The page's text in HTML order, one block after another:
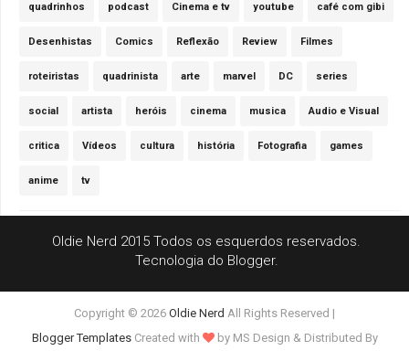
quadrinhos podcast Cinema e tv youtube café com gibi
Desenhistas Comics Reflexão Review Filmes
roteiristas quadrinista arte marvel DC series
social artista heróis cinema musica Audio e Visual
critica Vídeos cultura história Fotografia games
anime tv
Oldie Nerd 2015 Todos os esquerdos reservados.
Tecnologia do Blogger.
Copyright © 2026 Oldie Nerd All Rights Reserved |
Blogger TemplatesCreated with by MS Design & Distributed By